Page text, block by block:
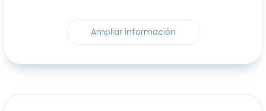
Ampliar información